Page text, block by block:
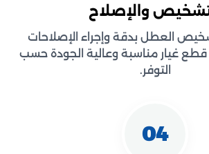
والإصلاح
العطل بدقة وإجراء الإصلاحات
قطع غيار مناسبة وعالية الجودة حسب
التوفر.
04